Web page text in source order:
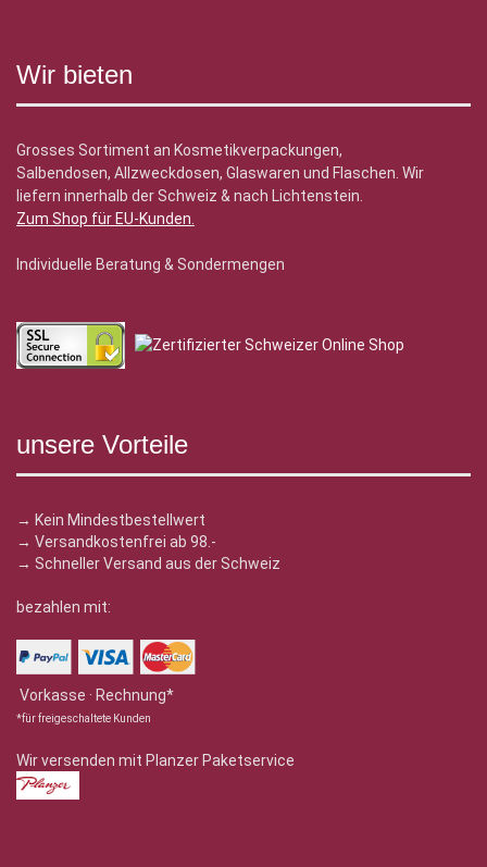
Wir bieten
Grosses Sortiment an Kosmetikverpackungen,
Salbendosen, Allzweckdosen, Glaswaren und Flaschen. Wir
liefern innerhalb der Schweiz & nach Lichtenstein.
Zum Shop für EU-Kunden.
Individuelle Beratung & Sondermengen
unsere Vorteile
→ Kein Mindestbestellwert
→ Versandkostenfrei ab 98.-
→ Schneller Versand aus der Schweiz
bezahlen mit:
Vorkasse · Rechnung*
*für freigeschaltete Kunden
Wir versenden mit Planzer Paketservice